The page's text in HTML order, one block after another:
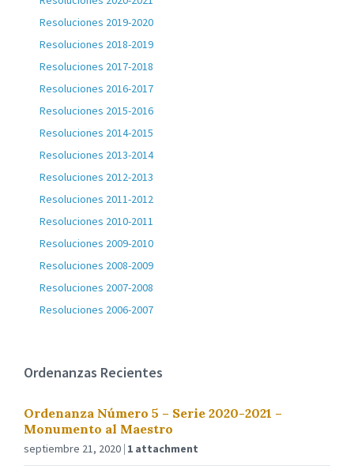
Resoluciones 2019-2020
Resoluciones 2018-2019
Resoluciones 2017-2018
Resoluciones 2016-2017
Resoluciones 2015-2016
Resoluciones 2014-2015
Resoluciones 2013-2014
Resoluciones 2012-2013
Resoluciones 2011-2012
Resoluciones 2010-2011
Resoluciones 2009-2010
Resoluciones 2008-2009
Resoluciones 2007-2008
Resoluciones 2006-2007
Ordenanzas Recientes
Ordenanza Número 5 – Serie 2020-2021 –
Monumento al Maestro
septiembre 21, 2020 1 attachment